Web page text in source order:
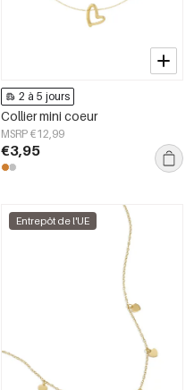
2 à 5 jours
Collier mini coeur
MSRP €12,99
€3,95
Entrepôt de l'UE